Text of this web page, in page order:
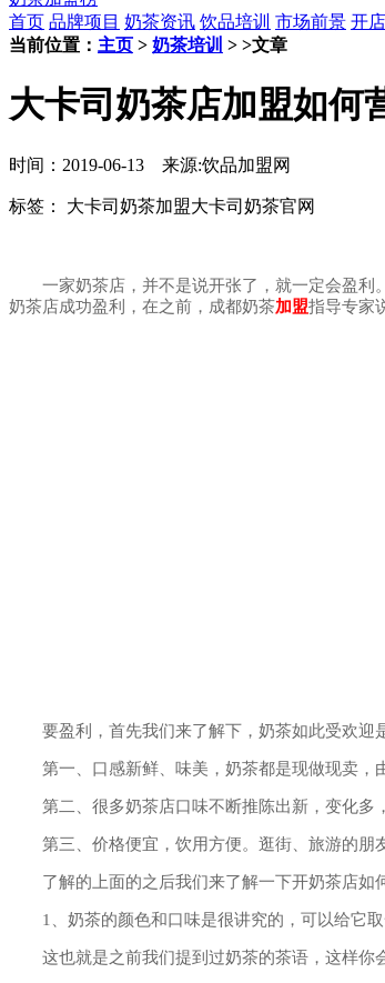
首页 品牌项目 奶茶资讯 饮品培训 市场前景 开
当前位置： 主页 > 奶茶培训 > >文章
大卡司奶茶店加盟如何
时间：2019-06-13 来源:饮品加盟网
标签： 大卡司奶茶加盟大卡司奶茶官网
一家奶茶店，并不是说开张了，就一定会盈利。
奶茶店成功盈利，在之前，成都奶茶加盟指导专家
要盈利，首先我们来了解下，奶茶如此受欢迎
第一、口感新鲜、味美，奶茶都是现做现卖，
第二、很多奶茶店口味不断推陈出新，变化多，
第三、价格便宜，饮用方便。逛街、旅游的朋友
了解的上面的之后我们来了解一下开奶茶店如
1、奶茶的颜色和口味是很讲究的，可以给它取
这也就是之前我们提到过奶茶的茶语，这样你会